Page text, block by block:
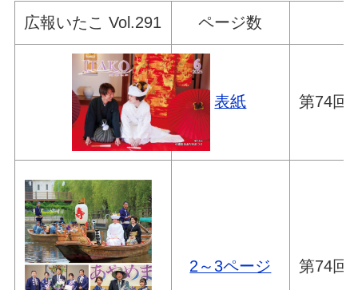
広報いたこ Vol.291
ページ数
表紙 第74回
2～3ページ 第74回